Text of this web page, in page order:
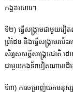
កង្វះអាហារ។
ទី២) ធ្វើសង្គ្រាមជាមួយវៀ
ព្រំដែន និងធ្វើសង្គ្រាមរប៉
សិរ្សសាមគ្គីសង្គ្រោះជាតិ
ជាមួយកងទ័ពវៀតណាមដើម្
ទី៣) ការចម្រាញ់យកមនុស្សប